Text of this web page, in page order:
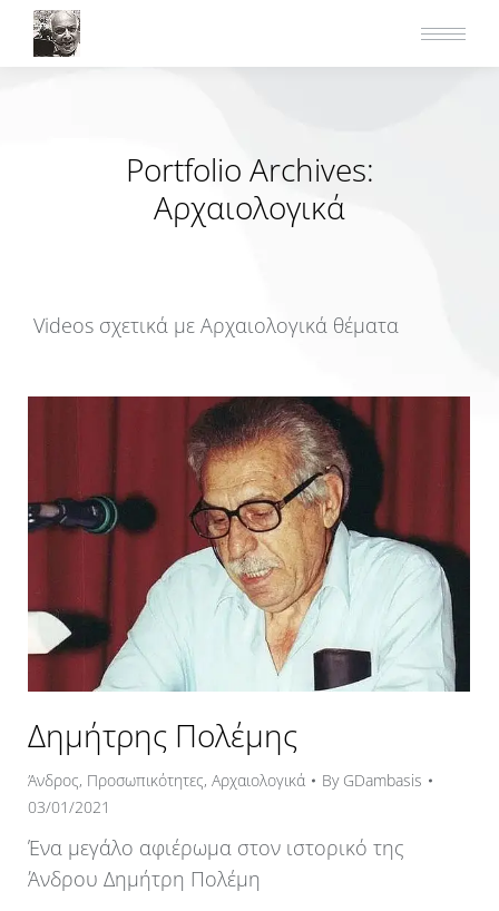
Portfolio Archives:
Αρχαιολογικά
Videos σχετικά με Αρχαιολογικά θέματα
Δημήτρης Πολέμης
Άνδρος, Προσωπικότητες, Αρχαιολογικά By GDambasis
03/01/2021
Ένα μεγάλο αφιέρωμα στον ιστορικό της
Άνδρου Δημήτρη Πολέμη